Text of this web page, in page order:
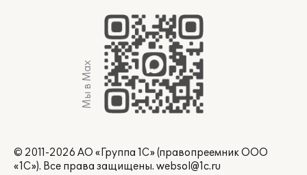
Мы в Max
© 2011-2026 АО «Группа 1С» (правопреемник ООО
«1С»). Все права защищены. websol@1c.ru